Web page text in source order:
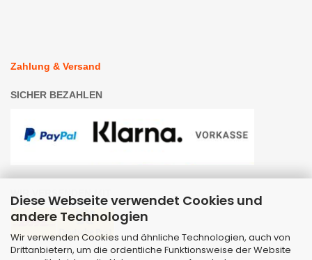
Diese Webseite verwendet Cookies und
andere Technologien
Wir verwenden Cookies und ähnliche Technologien, auch von
Drittanbietern, um die ordentliche Funktionsweise der Website
Zahlung & Versand
SICHER BEZAHLEN
WIR VERSENDEN MIT